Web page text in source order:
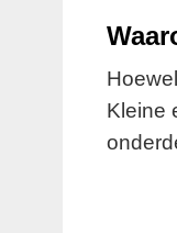
Kleine